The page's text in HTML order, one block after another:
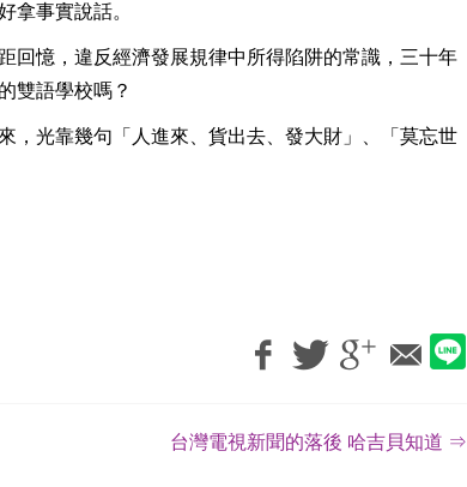
拿事實說話。
回憶，違反經濟發展規律中所得陷阱的常識，三十年
雙語學校嗎？
，光靠幾句「人進來、貨出去、發大財」、「莫忘世
台灣電視新聞的落後 哈吉貝知道 ⇒